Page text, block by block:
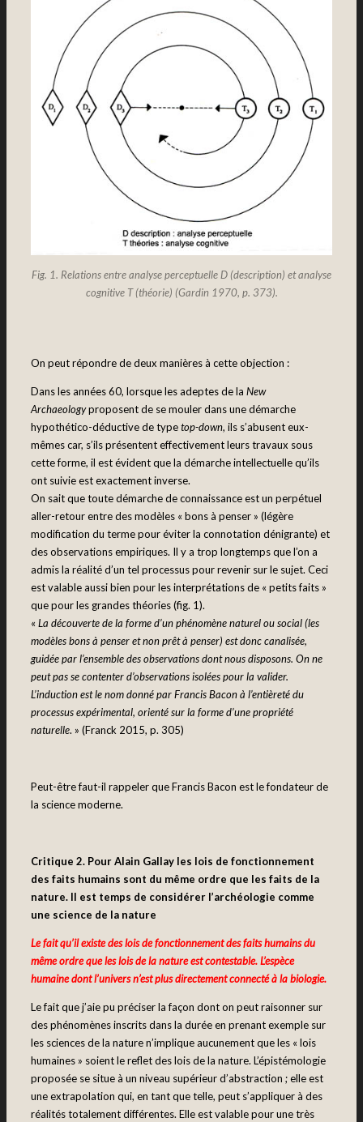
Fig. 1. Relations entre analyse perceptuelle D (description) et analyse
cognitive T (théorie) (Gardin 1970, p. 373).
On peut répondre de deux manières à cette objection :
Dans les années 60, lorsque les adeptes de la New
Archaeologyproposent de se mouler dans une démarche
hypothético-déductive de typetop-down, ils s’abusent eux-
mêmes car, s’ils présentent effectivement leurs travaux sous
cette forme, il est évident que la démarche intellectuelle qu’ils
ont suivie est exactement inverse.
On sait que toute démarche de connaissance est un perpétuel
aller-retour entre des modèles « bons à penser » (légère
modification du terme pour éviter la connotation dénigrante) et
des observations empiriques. Il y a trop longtemps que l’on a
admis la réalité d’un tel processus pour revenir sur le sujet. Ceci
est valable aussi bien pour les interprétations de « petits faits »
que pour les grandes théories (fig. 1).
« La découverte de la forme d’un phénomène naturel ou social (les
modèles bons à penser et non prêt à penser) est donc canalisée,
guidée par l’ensemble des observations dont nous disposons. On ne
peut pas se contenter d’observations isolées pour la valider.
L’induction est le nom donné par Francis Bacon à l’entièreté du
processus expérimental, orienté sur la forme d’une propriété
naturelle. » (Franck 2015, p. 305)
Peut-être faut-il rappeler que Francis Bacon est le fondateur de
la science moderne.
Critique 2. Pour Alain Gallay les lois de fonctionnement
des faits humains sont du même ordre que les faits de la
nature. Il est temps de considérer l’archéologie comme
une science de la nature
Le fait qu’il existe des lois de fonctionnement des faits humains du
même ordre que les lois de la nature est contestable. L’espèce
humaine dont l’univers n’est plus directement connecté à la biologie.
Le fait que j’aie pu préciser la façon dont on peut raisonner sur
des phénomènes inscrits dans la durée en prenant exemple sur
les sciences de la nature n’implique aucunement que les « lois
humaines » soient le reflet des lois de la nature. L’épistémologie
proposée se situe à un niveau supérieur d’abstraction ; elle est
une extrapolation qui, en tant que telle, peut s’appliquer à des
réalités totalement différentes. Elle est valable pour une très